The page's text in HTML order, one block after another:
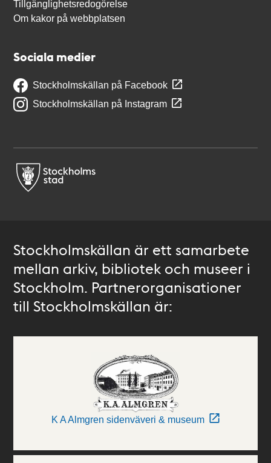
Tillgänglighetsredogörelse
Om kakor på webbplatsen
Sociala medier
Stockholmskällan på Facebook
Stockholmskällan på Instagram
Stockholmskällan är ett samarbete
mellan arkiv, bibliotek och museer i
Stockholm. Partnerorganisationer
till Stockholmskällan är:
K A Almgren sidenväveri & museum